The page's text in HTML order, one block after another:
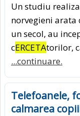
Un studiu
norvegieni arata
un secol, au
cERCETAtorilor,
...continuare.
Telefoanele,
calmarea